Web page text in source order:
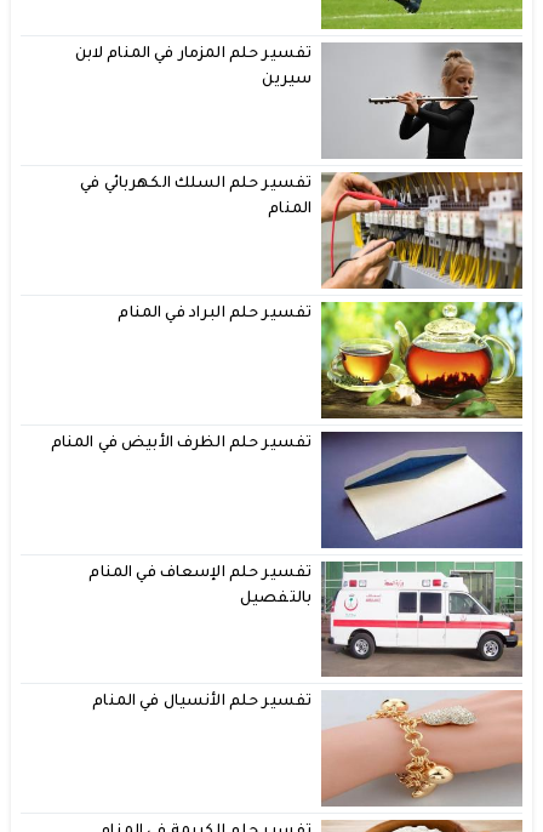
تفسير حلم المزمار في المنام لابن
سيرين
تفسير حلم السلك الكهربائي في
المنام
تفسير حلم البراد في المنام
تفسير حلم الظرف الأبيض في المنام
تفسير حلم الإسعاف في المنام
بالتفصيل
تفسير حلم الأنسيال في المنام